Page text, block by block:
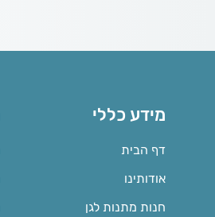
מידע כללי
דף הבית
אודותינו
חנות מתנות לגן